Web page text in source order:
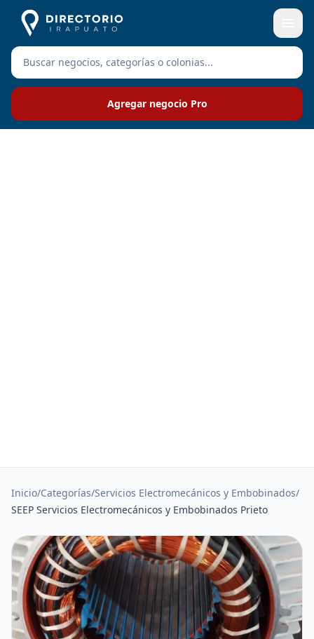
Agregar negocio Pro
Inicio/Categorías/Servicios Electromecánicos y Embobinados/
SEEP Servicios Electromecánicos y Embobinados Prieto